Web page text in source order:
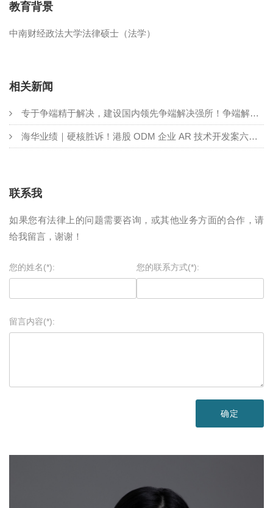
教育背景
中南财经政法大学法律硕士（法学）
相关新闻
专于争端精于解决，建设国内领先争端解决强所！争端解决业务委员会全新阵容发布
海华业绩｜硬核胜诉！港股 ODM 企业 AR 技术开发案六庭两审完胜
联系我
如果您有法律上的问题需要咨询，或其他业务方面的合作，请
给我留言，谢谢！
您的姓名(*): 您的联系方式(*):
留言内容(*):